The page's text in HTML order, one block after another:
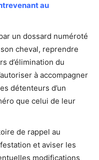
au
un dossard numéroté
cheval, reprendre
d’élimination du
à accompagner
détenteurs d’un
que celui de leur
de rappel au
et aviser les
modifications